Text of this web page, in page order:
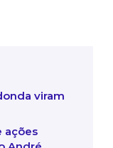
viram
ações